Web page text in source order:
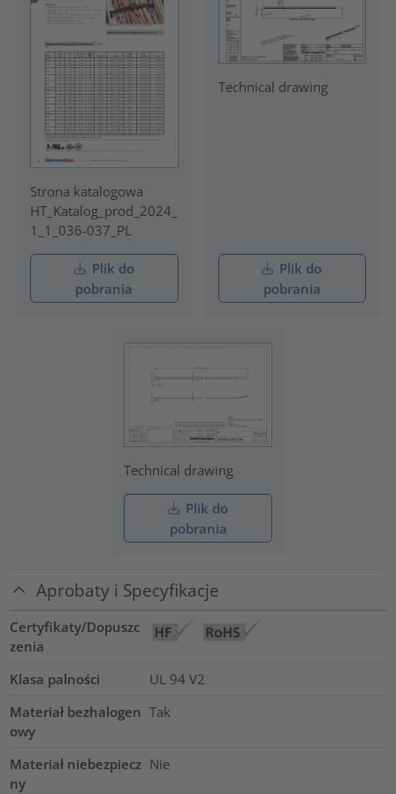
Strona katalogowa
HT_Katalog_prod_2024_
1_1_036-037_PL
Plik do
pobrania
Technical drawing
Plik do
pobrania
Technical drawing
Plik do
pobrania
Aprobaty i Specyfikacje
Certyfikaty/Dopuszc
zenia
Klasa palności
UL 94 V2
Materiał bezhalogen
owy
Tak
Materiał niebezpiecz
ny
Nie